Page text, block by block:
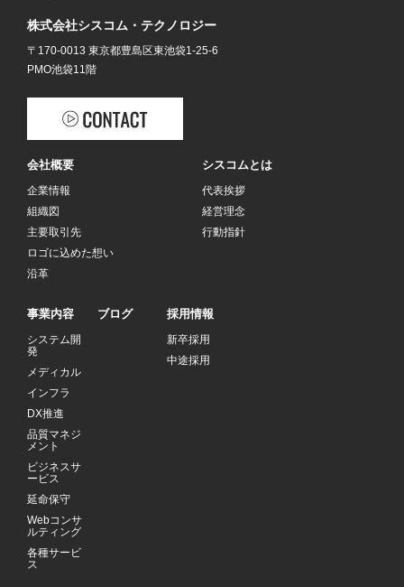
株式会社シスコム・テクノロジー
〒170-0013 東京都豊島区東池袋1-25-6
PMO池袋11階
会社概要
企業情報
組織図
主要取引先
ロゴに込めた想い
沿革
シスコムとは
代表挨拶
経営理念
行動指針
事業内容
システム開
発
メディカル
インフラ
DX推進
品質マネジ
メント
ビジネスサ
ービス
延命保守
Webコンサ
ルティング
各種サービ
ス
ブログ 採用情報
新卒採用
中途採用